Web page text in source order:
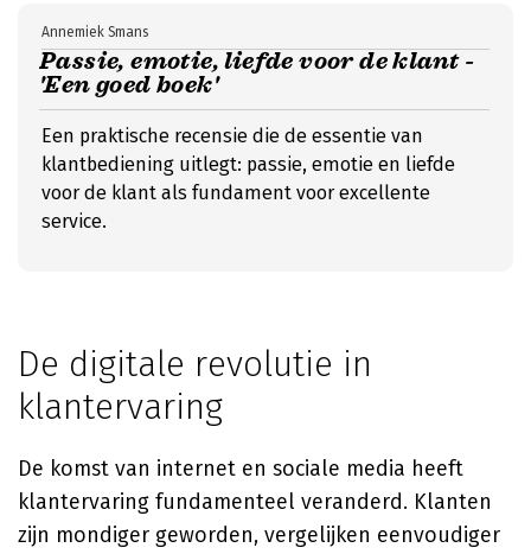
Passie, emotie, liefde voor de klant -
'Een goed boek'
Annemiek Smans
Een praktische recensie die de essentie van
klantbediening uitlegt: passie, emotie en liefde
voor de klant als fundament voor excellente
service.
De digitale revolutie in
klantervaring
De komst van internet en sociale media heeft
klantervaring fundamenteel veranderd. Klanten
zijn mondiger geworden, vergelijken eenvoudiger